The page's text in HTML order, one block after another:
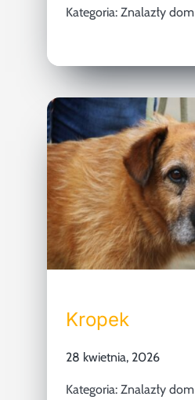
Kategoria: Znalazły dom
Kropek
28 kwietnia, 2026
Kategoria: Znalazły dom